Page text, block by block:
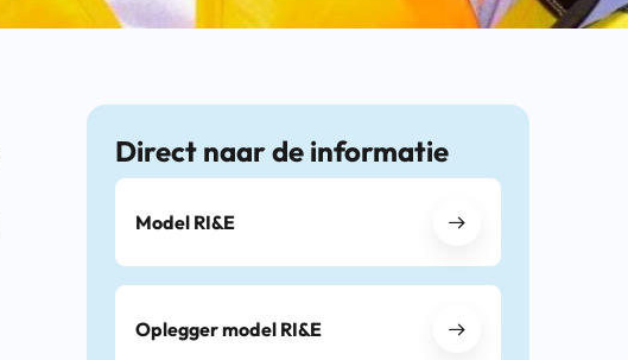
Direct naar de informatie
Model RI&E
Oplegger model RI&E